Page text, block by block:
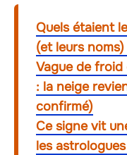
Quels étaient
(et leurs
Vague de
: la neige
confirmé)
Ce signe vit
les